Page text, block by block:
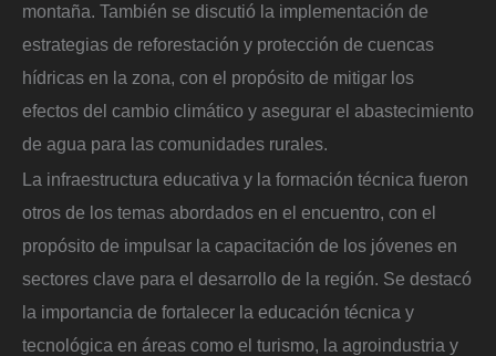
montaña. También se discutió la implementación de
estrategias de reforestación y protección de cuencas
hídricas en la zona, con el propósito de mitigar los
efectos del cambio climático y asegurar el abastecimiento
de agua para las comunidades rurales.
La infraestructura educativa y la formación técnica fueron
otros de los temas abordados en el encuentro, con el
propósito de impulsar la capacitación de los jóvenes en
sectores clave para el desarrollo de la región. Se destacó
la importancia de fortalecer la educación técnica y
tecnológica en áreas como el turismo, la agroindustria y